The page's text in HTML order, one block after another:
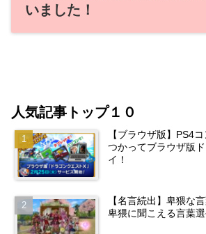
いました！
人気記事トップ１０
【ブラウザ版】PS4
つかってブラウザ版
イ！
【名言続出】卑猥な
卑猥に聞こえる言葉選